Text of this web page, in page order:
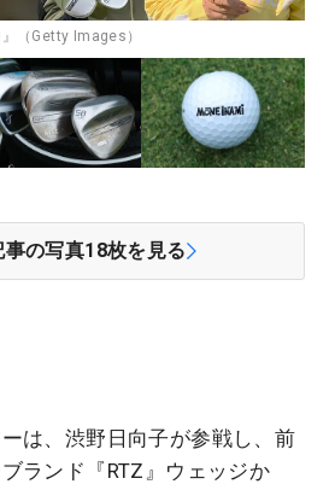
（Getty Images）
事の写真18枚を見る
は、渋野日向子が参戦し、前
ランド『RTZ』ウェッジか